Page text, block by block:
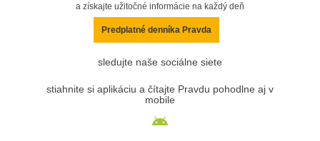
a získajte užitočné informácie na každý deň
Predplatné denníka Pravda
sledujte naše sociálne siete
stiahnite si aplikáciu a čítajte Pravdu pohodlne aj v
mobile